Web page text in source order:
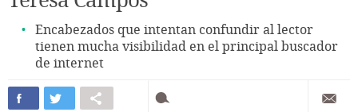
Encabezados que intentan confundir al lector
tienen mucha visibilidad en el principal buscador
de internet